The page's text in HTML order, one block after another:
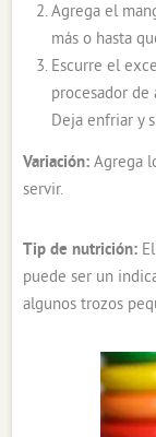
Agrega el
más o hasta
Escurre el
procesador de
Deja enfriar y
Variación: Agrega
servir.
Tip de nutrición:
puede ser un
algunos trozos